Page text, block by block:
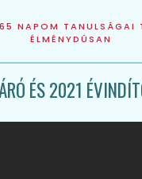
NAPOM TANULSÁGAI
ÉLMÉNYDÚSAN
ÉS 2021